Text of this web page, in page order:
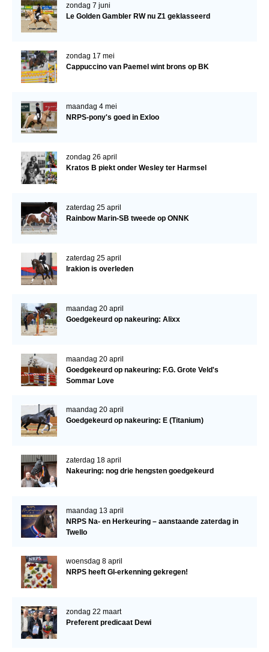
Regio Noord
Regio Midden
Bestuur Regio West
Bestuur Regio Zuid
Word vrijiwilliger
KALENDER
Evenementen
zondag 7 juni
Le Golden Gambler RW nu Z1 geklasseerd
zondag 17 mei
Cappuccino van Paemel wint brons op BK
maandag 4 mei
NRPS-pony's goed in Exloo
zondag 26 april
Kratos B piekt onder Wesley ter Harmsel
zaterdag 25 april
Rainbow Marin-SB tweede op ONNK
zaterdag 25 april
Irakion is overleden
maandag 20 april
Goedgekeurd op nakeuring: Alixx
maandag 20 april
Goedgekeurd op nakeuring: F.G. Grote Veld's
Sommar Love
maandag 20 april
Goedgekeurd op nakeuring: E (Titanium)
zaterdag 18 april
Nakeuring: nog drie hengsten goedgekeurd
maandag 13 april
NRPS Na- en Herkeuring – aanstaande zaterdag in
Twello
woensdag 8 april
NRPS heeft GI-erkenning gekregen!
zondag 22 maart
Preferent predicaat Dewi